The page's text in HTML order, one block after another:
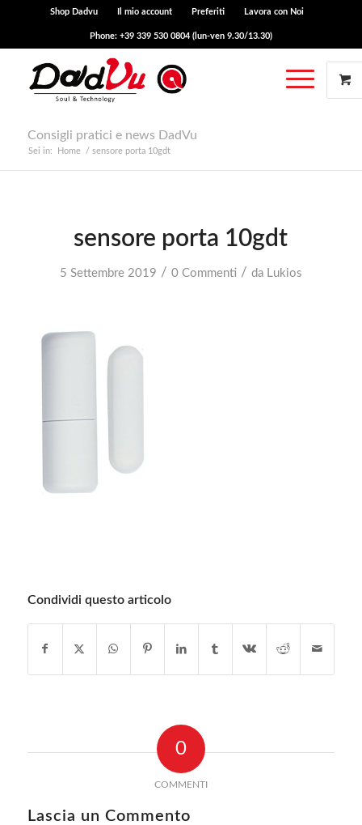
Shop Dadvu Il mio account Preferiti Lavora con Noi
Phone: +39 339 530 0804 (lun-ven 9.30/13.30)
Consigli pratici e news DadVu
Sei in: Home / sensore porta 10gdt
sensore porta 10gdt
5 Settembre 2019 / 0 Commenti / da Lukios
Condividi questo articolo
0
COMMENTI
Lascia un Commento